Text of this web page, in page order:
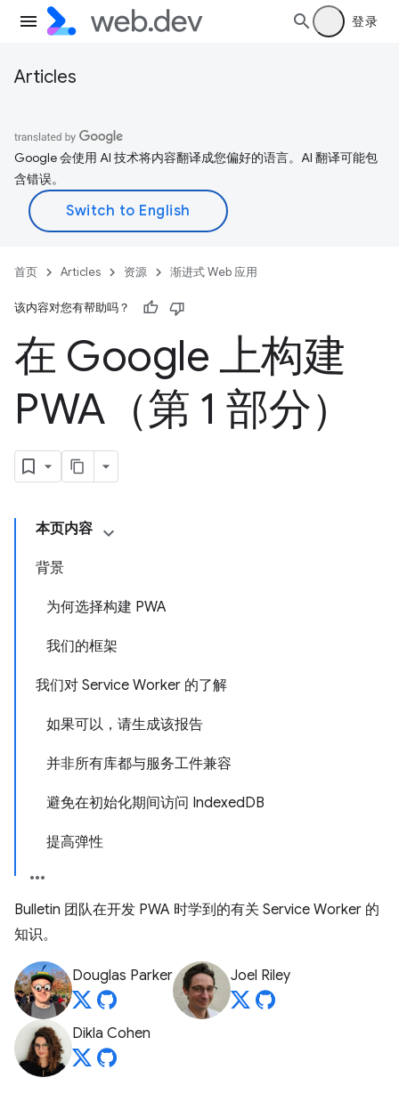
登录
Articles
Google 会使用 AI 技术将内容翻译成您偏好的语言。AI 翻译可能包
含错误。
首页 Articles 资源 渐进式 Web 应用
该内容对您有帮助吗？
在 Google 上构建
PWA（第 1 部分）
本页内容
背景
为何选择构建 PWA
我们的框架
我们对 Service Worker 的了解
如果可以，请生成该报告
并非所有库都与服务工件兼容
避免在初始化期间访问 IndexedDB
提高弹性
Bulletin 团队在开发 PWA 时学到的有关 Service Worker 的
知识。
Douglas Parker Joel Riley
Dikla Cohen